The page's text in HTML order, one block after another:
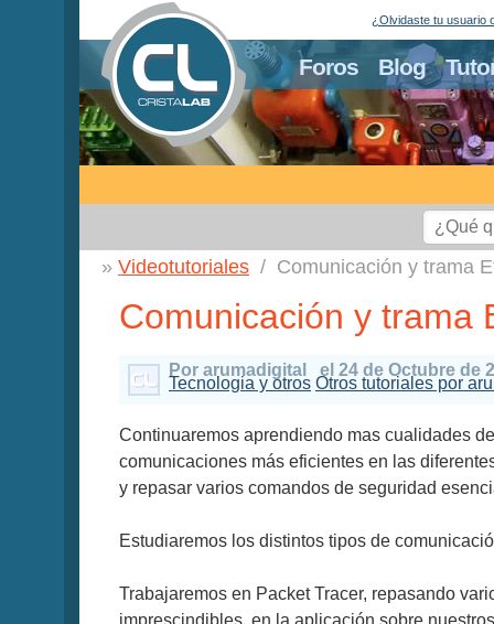
Foros Blog
¿Olvidaste tu usuario
Videotutoriales Comunicación y trama
Comunicación y trama
Por arumadigital el 24 de Octubre de
Tecnologia y otros Otros tutoriales por
Continuaremos aprendiendo mas cualidades
comunicaciones más eficientes en las
y repasar varios comandos de seguridad
Estudiaremos los distintos tipos de
Trabajaremos en Packet Tracer, repasando
imprescindibles, en la aplicación sobre